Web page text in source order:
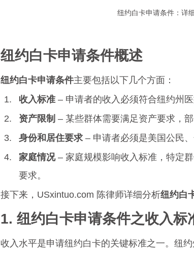
纽约白卡申请条件：详
纽约白卡申请条件概述
纽约白卡申请条件主要包括以下几个方面：
收入标准 – 申请者的收入必须符合纽约州
资产限制 – 某些群体需要满足资产要求，
身份和居住要求 – 申请者必须是美国公民
家庭情况 – 家庭规模影响收入标准，特定
要求。
接下来，USxintuo.com 陈律师详细分析纽约白
1. 纽约白卡申请条件之收入标
收入水平是申请纽约白卡的关键标准之一。纽